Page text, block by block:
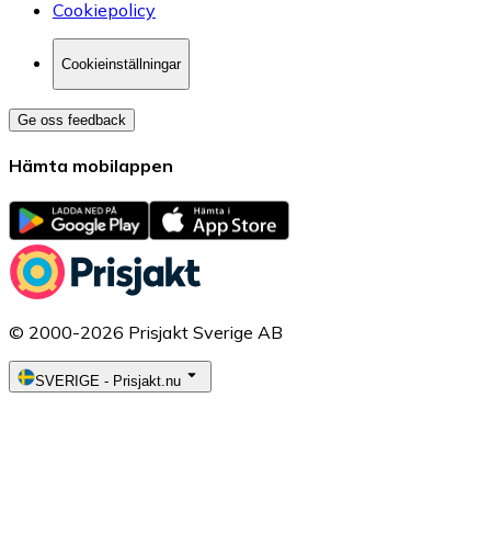
Cookiepolicy
Cookieinställningar
Ge oss feedback
Hämta mobilappen
© 2000-2026 Prisjakt Sverige AB
SVERIGE - Prisjakt.nu